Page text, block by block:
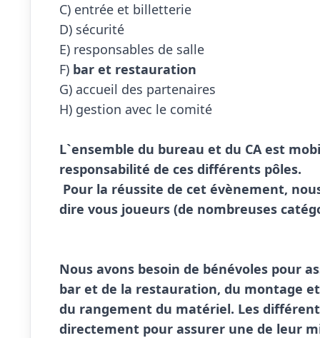
C) entrée et billetterie
D) sécurité
E) responsables de salle
F) bar et restauration
G) accueil des partenaires
H) gestion avec le comité
L`ensemble du bureau et du CA est
responsabilité de ces différents pôles.
Pour la réussite de cet évènement,
dire vous joueurs (de nombreuses
Nous avons besoin de bénévoles pour
bar et de la restauration, du montage
du rangement du matériel. Les
directement pour assurer une de leur